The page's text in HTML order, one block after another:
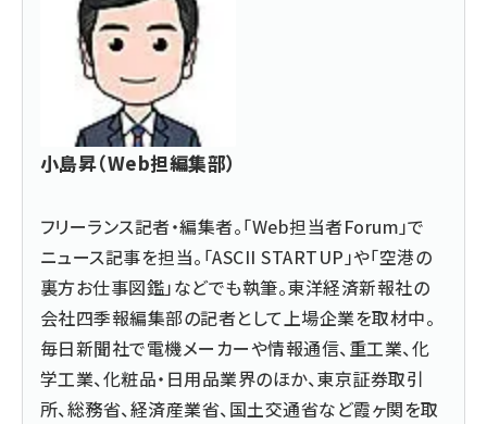
小島昇（Web担編集部）
フリーランス記者・編集者。「Web担当者Forum」で
ニュース記事を担当。「ASCII STARTUP」や「空港の
裏方お仕事図鑑」などでも執筆。東洋経済新報社の
会社四季報編集部の記者として上場企業を取材中。
毎日新聞社で電機メーカーや情報通信、重工業、化
学工業、化粧品・日用品業界のほか、東京証券取引
所、総務省、経済産業省、国土交通省など霞ヶ関を取